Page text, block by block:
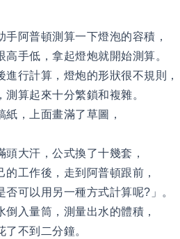
阿普頓測算一下燈泡的容積，
手低，拿起燈炮就開始測算。
行計算，燈炮的形狀很不規則，
算起來十分繁鎖和複雜。
，上面畫滿了草圖，
大汗，公式換了十幾套，
工作後，走到阿普頓跟前，
可以用另一種方式計算呢?」。
入量筒，測量出水的體積，
了不到二分鐘。